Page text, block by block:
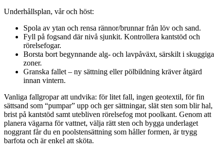
Underhållsplan, vår och höst:
Spola av ytan och rensa rännor/brunnar från löv och sand.
Fyll på fogsand där nivå sjunkit. Kontrollera kantstöd och
rörelsefogar.
Borsta bort begynnande alg- och lavpåväxt, särskilt i skuggiga
zoner.
Granska fallet – ny sättning eller pölbildning kräver åtgärd
innan vintern.
Vanliga fallgropar att undvika: för litet fall, ingen geotextil, för fin
sättsand som “pumpar” upp och ger sättningar, slät sten som blir hal,
brist på kantstöd samt utebliven rörelsefog mot poolkant. Genom att
planera vägarna för vattnet, välja rätt sten och bygga underlaget
noggrant får du en poolstensättning som håller formen, är trygg
barfota och är enkel att sköta.